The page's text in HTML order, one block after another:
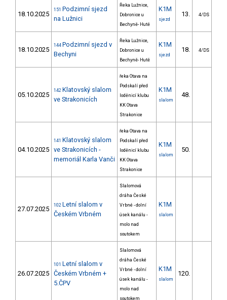
18.10.2025
151 Podzimní sjezd
na Lužnici
Řeka Lužnice,
Dobronice u
Bechyně- Hutě
K1M
sjezd
13. 4/DS
18.10.2025
144 Podzimní sjezd v
Bechyni
Řeka Lužnice,
Dobronice u
Bechyně- Hutě
K1M
sjezd
18. 4/DS
05.10.2025
142 Klatovský slalom
ve Strakonicích
řeka Otava na
Podskalí před
loděnicí klubu
KK Otava
Strakonice
K1M
slalom
48.
04.10.2025
141 Klatovský slalom
ve Strakonicích -
memoriál Karla Vanči
řeka Otava na
Podskalí před
loděnicí klubu
KK Otava
Strakonice
K1M
slalom
50.
27.07.2025 102 Letní slalom v
Českém Vrbném
Slalomová
dráha České
Vrbné - dolní
úsek kanálu -
molo nad
soutokem
K1M
slalom
26.07.2025
101 Letní slalom v
Českém Vrbném +
5.ČPV
Slalomová
dráha České
Vrbné - dolní
úsek kanálu -
molo nad
soutokem
K1M
slalom
120.